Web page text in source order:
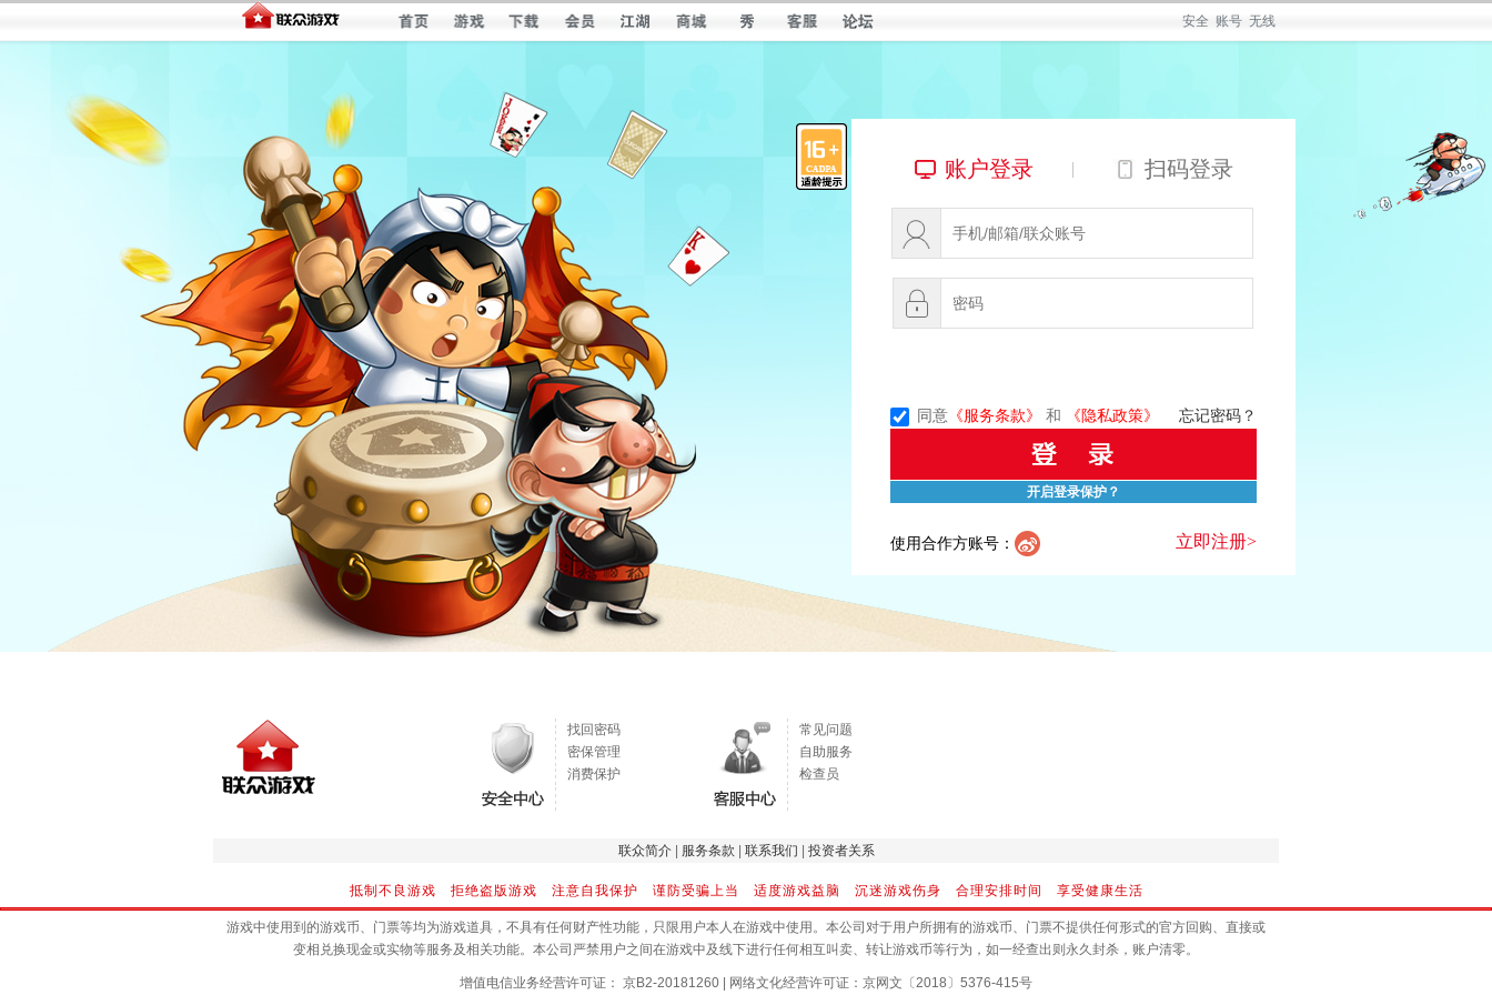
安全 账号 无线
账户登录 | 扫码登录
同意 《服务条款》 和 《隐私政策》 忘记密码？
开启登录保护？
使用合作方账号： 立即注册>
找回密码
密保管理
消费保护
常见问题
自助服务
检查员
联众简介| 服务条款 联系我们 投资者关系
抵制不良游戏 拒绝盗版游戏 注意自我保护 谨防受骗上当 适度游戏益脑 沉迷游戏伤身 合理安排时间 享受健康生活
游戏中使用到的游戏币、门票等均为游戏道具，不具有任何财产性功能，只限用户本人在游戏中使用。本公司对于用户所拥有的游戏币、门票不提供任何形式的官方回购、直接或
变相兑换现金或实物等服务及相关功能。本公司严禁用户之间在游戏中及线下进行任何相互叫卖、转让游戏币等行为，如一经查出则永久封杀，账户清零。
增值电信业务经营许可证： 京B2-20181260 网络文化经营许可证：京网文〔2018〕5376-415号